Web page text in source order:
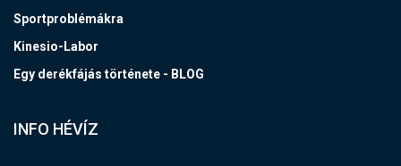
Sportproblémákra
Kinesio-Labor
Egy derékfájás története - BLOG
INFO HÉVÍZ